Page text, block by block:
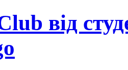
від